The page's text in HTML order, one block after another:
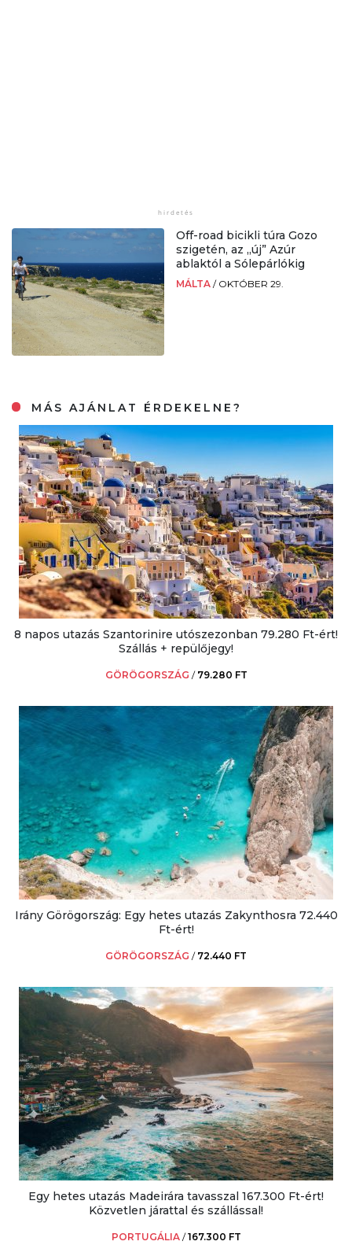
Off-road bicikli túra Gozo
szigetén, az „új” Azúr
ablaktól a Sólepárlókig
MÁLTA / OKTÓBER 29.
MÁS AJÁNLAT ÉRDEKELNE?
8 napos utazás Szantorinire utószezonban 79.280 Ft-ért!
Szállás + repülőjegy!
GÖRÖGORSZÁG / 79.280 FT
Irány Görögország: Egy hetes utazás Zakynthosra 72.440
Ft-ért!
GÖRÖGORSZÁG / 72.440 FT
Egy hetes utazás Madeirára tavasszal 167.300 Ft-ért!
Közvetlen járattal és szállással!
PORTUGÁLIA /167.300 FT